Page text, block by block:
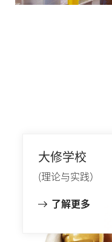
大修学校
(理论与实践）
了解更多